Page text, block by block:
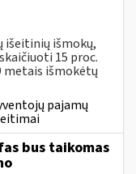
išeitinių išmokų,
15 proc.
metais išmokėtų
pajamų
bus taikomas